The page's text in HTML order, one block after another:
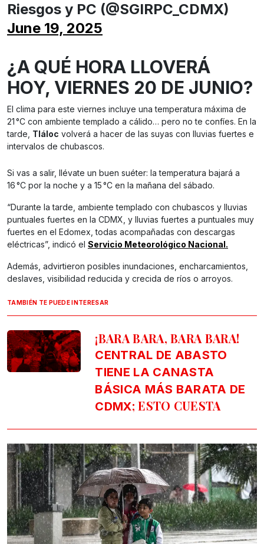
Riesgos y PC (@SGIRPC_CDMX)
June 19, 2025
¿A QUÉ HORA LLOVERÁ
HOY, VIERNES 20 DE JUNIO?
El clima para este viernes incluye una temperatura máxima de
21 °C con ambiente templado a cálido… pero no te confíes. En la
tarde, Tláloc volverá a hacer de las suyas con lluvias fuertes e
intervalos de chubascos.
Si vas a salir, llévate un buen suéter: la temperatura bajará a
16 °C por la noche y a 15 °C en la mañana del sábado.
“Durante la tarde, ambiente templado con chubascos y lluvias
puntuales fuertes en la CDMX, y lluvias fuertes a puntuales muy
fuertes en el Edomex, todas acompañadas con descargas
eléctricas”, indicó el Servicio Meteorológico Nacional.
Además, advirtieron posibles inundaciones, encharcamientos,
deslaves, visibilidad reducida y crecida de ríos o arroyos.
TAMBIÉN TE PUEDE INTERESAR
¡BARA BARA, BARA BARA!
CENTRAL DE ABASTO
TIENE LA CANASTA
BÁSICA MÁS BARATA DE
CDMX; ESTO CUESTA